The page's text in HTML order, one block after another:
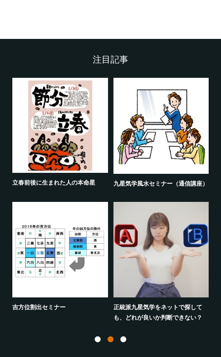
注目記事
立春前後に生まれた人の本命星 九星気学風水セミナー（通信講座）
吉方位割出セミナー
正統派九星気学をネットで探して
も、どれが良いか判断できない？